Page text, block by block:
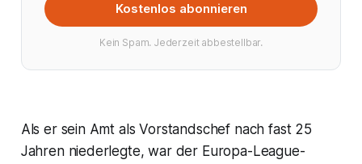
Kostenlos abonnieren
Kein Spam. Jederzeit abbestellbar.
Als er sein Amt als Vorstandschef nach fast 25
Jahren niederlegte, war der Europa-League-